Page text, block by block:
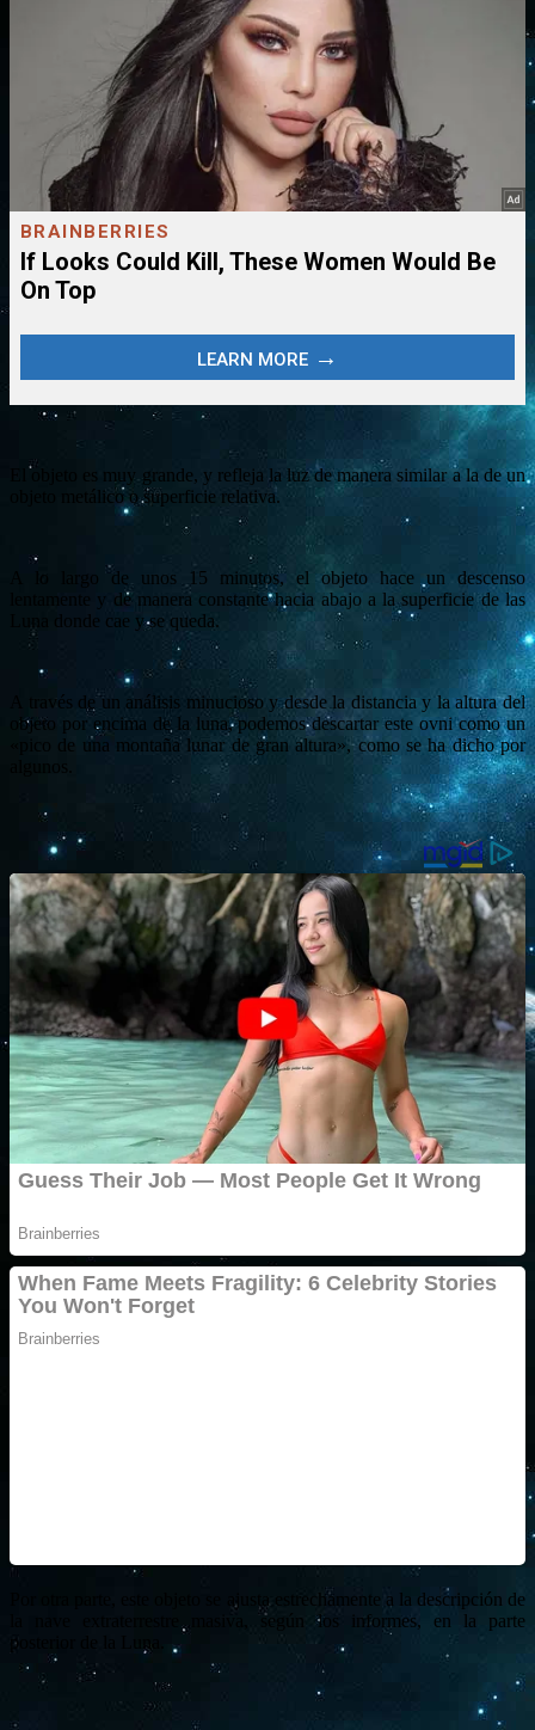
El objeto es muy grande, y refleja la luz de manera similar a la de un
objeto metálico o superficie relativa.
A lo largo de unos 15 minutos, el objeto hace un descenso
lentamente y de manera constante hacia abajo a la superficie de las
Luna donde cae y se queda.
A través de un análisis minucioso y desde la distancia y la altura del
objeto por encima de la luna, podemos descartar este ovni como un
«pico de una montaña lunar de gran altura», como se ha dicho por
Por otra parte, este objeto se ajusta estrechamente a la descripción de
la nave extraterrestre masiva, según los informes, en la parte
posterior de la Luna.